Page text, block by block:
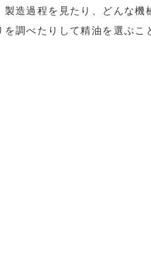
造過程を見たり、どんな機
調べたりして精油を選ぶこ